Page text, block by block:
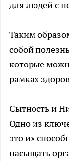
для людей с
Таким
собой
которые
рамках
Сытность и
Одно из
это их
насыщать